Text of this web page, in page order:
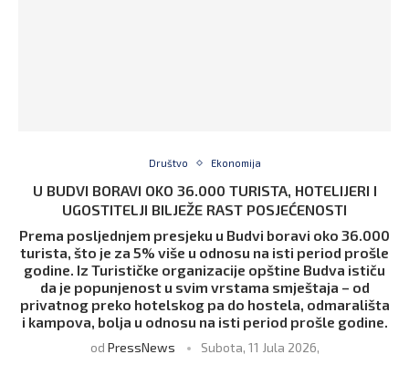
Društvo Ekonomija
U BUDVI BORAVI OKO 36.000 TURISTA, HOTELIJERI I
UGOSTITELJI BILJEŽE RAST POSJEĆENOSTI
Prema posljednjem presjeku u Budvi boravi oko 36.000
turista, što je za 5% više u odnosu na isti period prošle
godine. Iz Turističke organizacije opštine Budva ističu
da je popunjenost u svim vrstama smještaja – od
privatnog preko hotelskog pa do hostela, odmarališta
i kampova, bolja u odnosu na isti period prošle godine.
od PressNews Subota, 11 Jula 2026,